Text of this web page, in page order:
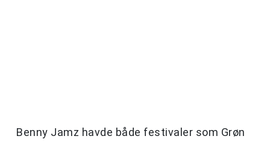
Benny Jamz havde både festivaler som Grøn